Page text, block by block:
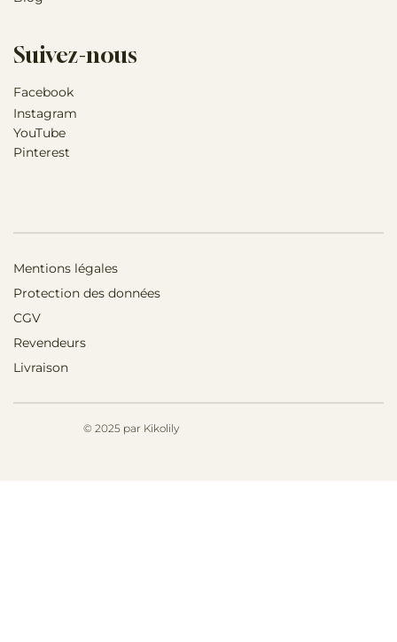
© 2025 par Kikolily
Mentions légales
Protection des données
CGV
Revendeurs
Livraison
Suivez-nous
Facebook
Instagram
YouTube
Pinterest